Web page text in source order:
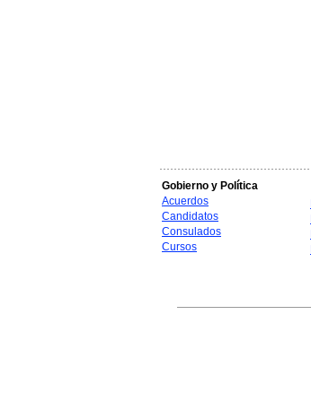
Gobierno y Política
Acuerdos
Candidatos
Consulados
Cursos